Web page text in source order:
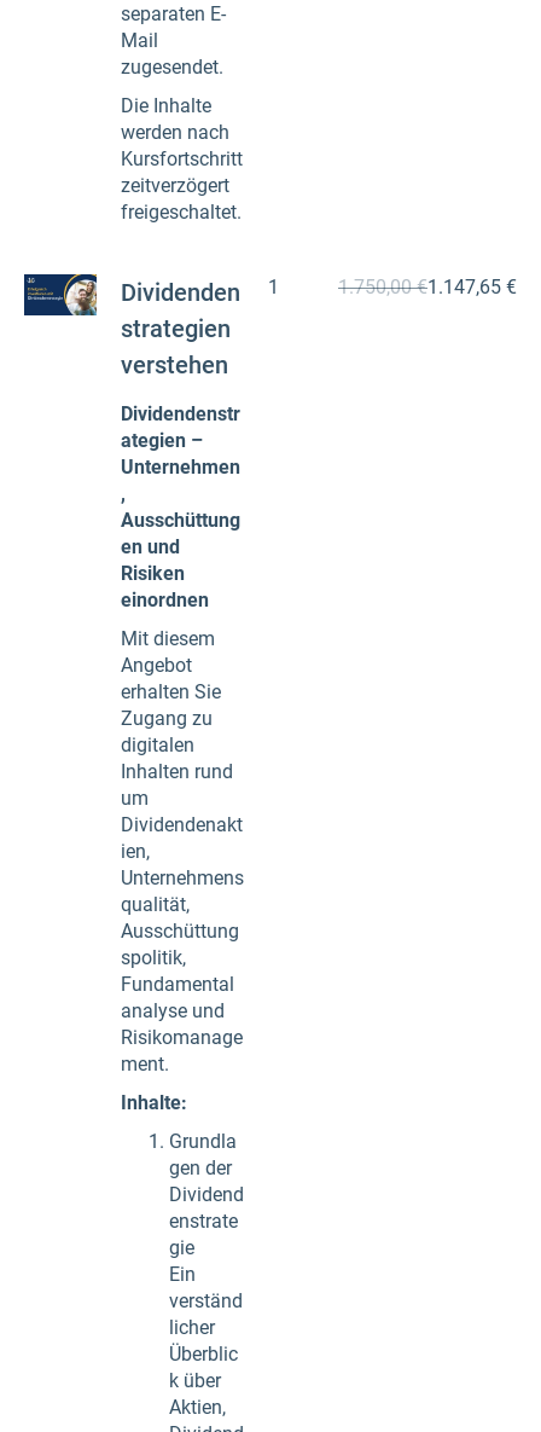
separaten E-
Mail
zugesendet.
Die Inhalte
werden nach
Kursfortschritt
zeitverzögert
freigeschaltet.
Dividenden
strategien
verstehen
Dividendenstr
ategien –
Unternehmen
,
Ausschüttung
en und
Risiken
einordnen
Mit diesem
Angebot
erhalten Sie
Zugang zu
digitalen
Inhalten rund
um
Dividendenakt
ien,
Unternehmens
qualität,
Ausschüttung
spolitik,
Fundamental
analyse und
Risikomanage
ment.
Inhalte:
Grundla
gen der
Dividend
enstrate
gie
Ein
verständ
licher
Überblic
k über
Aktien,
1 1.750,00 €1.147,65 €